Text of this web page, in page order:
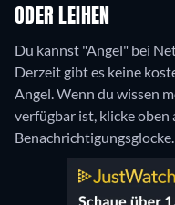
ODER LEIHEN
Du kannst "Angel" bei
Derzeit gibt es keine
Angel. Wenn du wissen
verfügbar ist, klicke
Benachrichtigungsglocke.